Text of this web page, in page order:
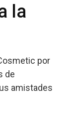
la
por
de
amistades